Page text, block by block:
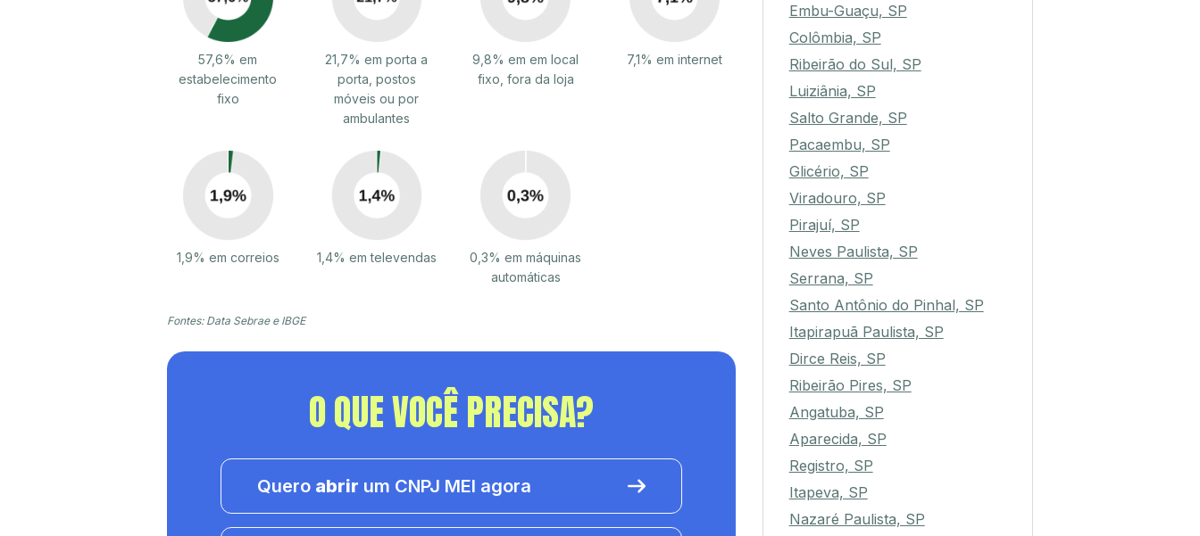
57,6% em
estabelecimento
fixo
21,7% em porta a
porta, postos
móveis ou por
ambulantes
9,8% em em local
fixo, fora da loja
7,1% em internet
1,9% em correios 1,4% em televendas
0,3% em máquinas
automáticas
Fontes: Data Sebrae e IBGE
O QUE VOCÊ PRECISA?
Quero abrir um CNPJ MEI agora
Embu-Guaçu, SP
Colômbia, SP
Ribeirão do Sul, SP
Luiziânia, SP
Salto Grande, SP
Pacaembu, SP
Glicério, SP
Viradouro, SP
Pirajuí, SP
Neves Paulista, SP
Serrana, SP
Santo Antônio do Pinhal, SP
Itapirapuã Paulista, SP
Dirce Reis, SP
Ribeirão Pires, SP
Angatuba, SP
Aparecida, SP
Registro, SP
Itapeva, SP
Nazaré Paulista, SP